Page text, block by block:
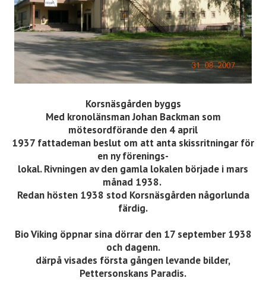
Korsnäsgården byggs
Med kronolänsman Johan Backman som
mötesordförande den 4 april
1937 fattademan beslut om att anta skissritningar för
en ny förenings-
lokal. Rivningen av den gamla lokalen började i mars
månad 1938.
Redan hösten 1938 stod Korsnäsgården någorlunda
färdig.
Bio Viking öppnar sina dörrar den 17 september 1938
och dagenn.
därpå visades första gången levande bilder,
Pettersonskans Paradis.